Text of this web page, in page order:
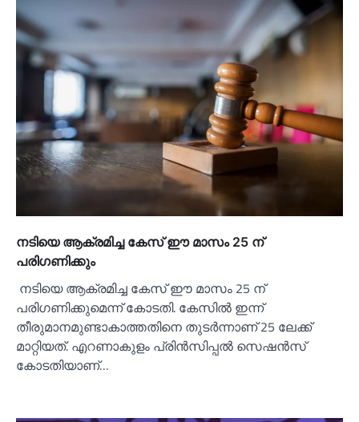
നടിയെ ആക്രമിച്ച കേസ് ഈ മാസം 25 ന്
പരിഗണിക്കും
നടിയെ ആക്രമിച്ച കേസ് ഈ മാസം 25 ന്
പരിഗണിക്കുമെന്ന് കോടതി. കേസില്‍ ഇന്ന്
തീരുമാനമുണ്ടാകാത്തതിനെ തുടർന്നാണ് 25 ലേക്ക്
മാറ്റിയത്. എറണാകുളം പ്രിൻസിപ്പല്‍ സെഷൻസ്
കോടതിയാണ്…